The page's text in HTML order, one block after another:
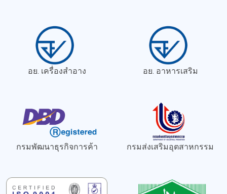
อย. เครื่องสำอาง อย. อาหารเสริม
กรมพัฒนาธุรกิจการค้า กรมส่งเสริมอุตสาหกรรม